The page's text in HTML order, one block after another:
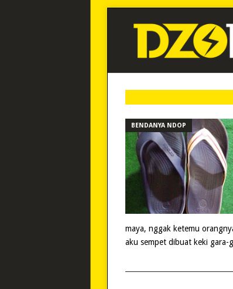
BENDANYA NDOP
maya, nggak ketemu
aku sempet dibuat keki gara-